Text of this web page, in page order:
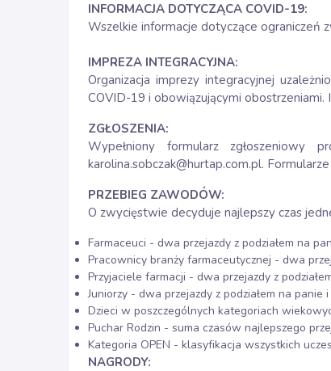
INFORMACJA DOTYCZĄCA COVID-19:
Wszelkie informacje dotyczące ograniczeń
IMPREZA INTEGRACYJNA:
Organizacja imprezy integracyjnej
COVID-19 i obowiązującymi
ZGŁOSZENIA:
Wypełniony formularz zgłoszeniowy
karolina.sobczak@hurtap.com.pl.
PRZEBIEG ZAWODÓW:
O zwycięstwie decyduje najlepszy czas
Farmaceuci - dwa przejazdy z podziałem na
Pracownicy branży farmaceutycznej - dwa
Przyjaciele farmacji - dwa przejazdy z
Juniorzy - dwa przejazdy z podziałem na panie
Dzieci w poszczególnych kategoriach
Puchar Rodzin - suma czasów najlepszego
Kategoria OPEN - klasyfikacja wszystkich
NAGRODY: